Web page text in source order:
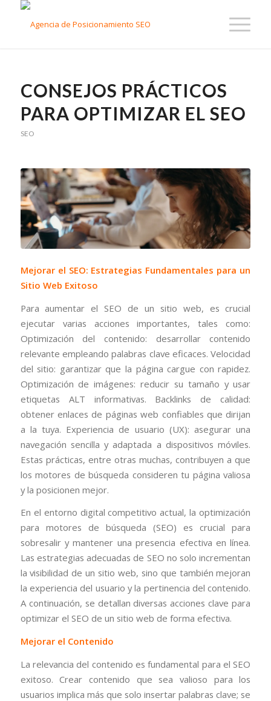
CONSEJOS PRÁCTICOS
PARA OPTIMIZAR EL SEO
SEO
Mejorar el SEO: Estrategias Fundamentales para un
Sitio Web Exitoso
Para aumentar el SEO de un sitio web, es crucial
ejecutar varias acciones importantes, tales como:
Optimización del contenido: desarrollar contenido
relevante empleando palabras clave eficaces. Velocidad
del sitio: garantizar que la página cargue con rapidez.
Optimización de imágenes: reducir su tamaño y usar
etiquetas ALT informativas. Backlinks de calidad:
obtener enlaces de páginas web confiables que dirijan
a la tuya. Experiencia de usuario (UX): asegurar una
navegación sencilla y adaptada a dispositivos móviles.
Estas prácticas, entre otras muchas, contribuyen a que
los motores de búsqueda consideren tu página valiosa
y la posicionen mejor.
En el entorno digital competitivo actual, la optimización
para motores de búsqueda (SEO) es crucial para
sobresalir y mantener una presencia efectiva en línea.
Las estrategias adecuadas de SEO no solo incrementan
la visibilidad de un sitio web, sino que también mejoran
la experiencia del usuario y la pertinencia del contenido.
A continuación, se detallan diversas acciones clave para
optimizar el SEO de un sitio web de forma efectiva.
Mejorar el Contenido
La relevancia del contenido es fundamental para el SEO
exitoso. Crear contenido que sea valioso para los
usuarios implica más que solo insertar palabras clave; se